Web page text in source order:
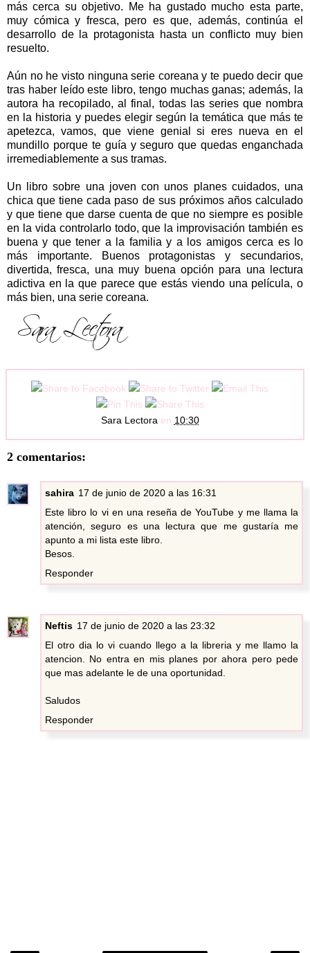
más cerca su objetivo. Me ha gustado mucho esta parte,
muy cómica y fresca, pero es que, además, continúa el
desarrollo de la protagonista hasta un conflicto muy bien
resuelto.
Aún no he visto ninguna serie coreana y te puedo decir que
tras haber leído este libro, tengo muchas ganas; además, la
autora ha recopilado, al final, todas las series que nombra
en la historia y puedes elegir según la temática que más te
apetezca, vamos, que viene genial si eres nueva en el
mundillo porque te guía y seguro que quedas enganchada
irremediablemente a sus tramas.
Un libro sobre una joven con unos planes cuidados, una
chica que tiene cada paso de sus próximos años calculado
y que tiene que darse cuenta de que no siempre es posible
en la vida controlarlo todo, que la improvisación también es
buena y que tener a la familia y a los amigos cerca es lo
más importante. Buenos protagonistas y secundarios,
divertida, fresca, una muy buena opción para una lectura
adictiva en la que parece que estás viendo una película, o
más bien, una serie coreana.
Sara Lectora en 10:30
2 comentarios:
sahira 17 de junio de 2020 a las 16:31
Este libro lo vi en una reseña de YouTube y me llama la
atención, seguro es una lectura que me gustaría me
apunto a mi lista este libro.
Besos.
Responder
Neftis 17 de junio de 2020 a las 23:32
El otro dia lo vi cuando llego a la libreria y me llamo la
atencion. No entra en mis planes por ahora pero pede
que mas adelante le de una oportunidad.
Saludos
Responder